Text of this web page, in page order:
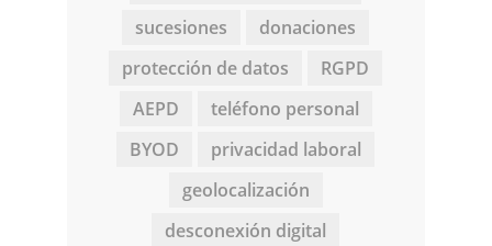
sucesiones
donaciones
protección de datos
RGPD
AEPD
teléfono personal
BYOD
privacidad laboral
geolocalización
desconexión digital